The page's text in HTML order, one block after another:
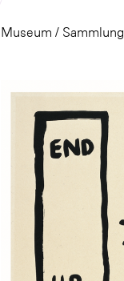
Museum / Sammlung